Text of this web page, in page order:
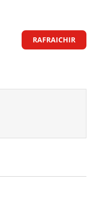
RAFRAICHIR